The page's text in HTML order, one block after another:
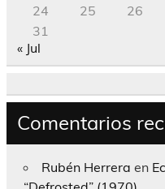
24
25 26
31
« Jul
Comentarios
Rubén Herrera en